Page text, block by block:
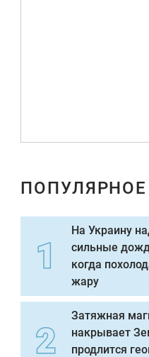
ПОПУЛЯРНОЕ
На Украину
сильные
когда
жару
Затяжная
накрывает
продлится